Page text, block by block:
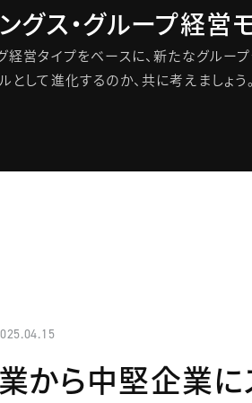
グス・グループ経営
経営タイプをベースに、新たなグルー
として進化するのか、共に考えましょう。
から中堅企業に